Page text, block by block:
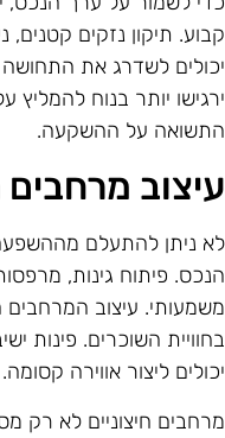
תיקון נזקים קטנים,
לשדרג את התחושה
יותר בנוח להמליץ
על ההשקעה.
מרחבים
ניתן להתעלם
פיתוח גינות, מרפסות
עיצוב המרחבים
השוכרים. פינות
ליצור אווירה קסומה.
חיצוניים לא רק